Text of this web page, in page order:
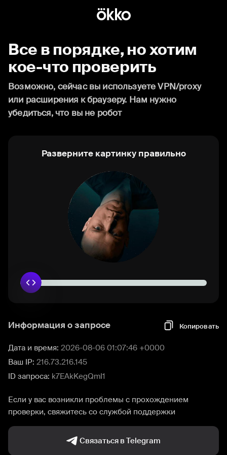
Все в порядке, но хотим
кое-что проверить
Возможно, сейчас вы используете VPN/proxy
или расширения к браузеру. Нам нужно
убедиться, что вы не робот
Разверните картинку правильно
Информация о запросе Копировать
Дата и время: 2026-08-06 01:07:46 +0000
Ваш IP: 216.73.216.145
ID запроса: k7EAkKegQmI1
Если у вас возникли проблемы с прохождением
проверки, свяжитесь со службой поддержки
Связаться в Telegram